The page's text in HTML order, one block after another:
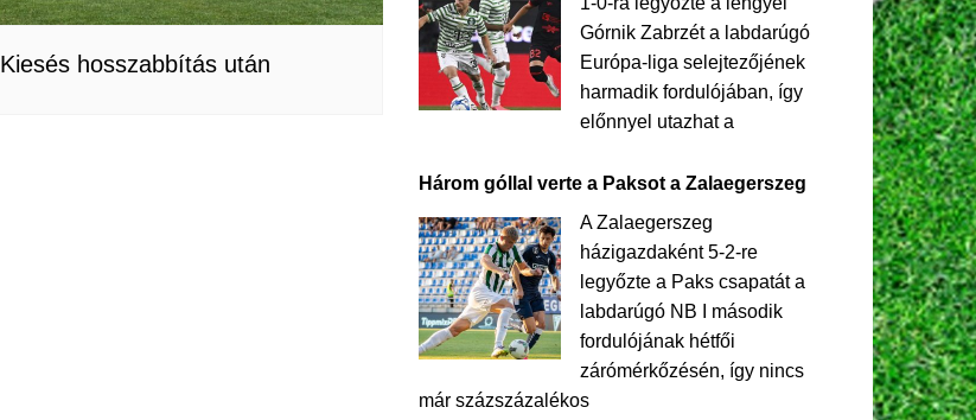
Kiesés hosszabbítás után
Górnik Zabrzét a labdarúgó
Európa-liga selejtezőjének
harmadik fordulójában, így
előnnyel utazhat a
Három góllal verte a Paksot a Zalaegerszeg
A Zalaegerszeg
házigazdaként 5-2-re
legyőzte a Paks csapatát a
labdarúgó NB I második
fordulójának hétfői
zárómérkőzésén, így nincs
már százszázalékos